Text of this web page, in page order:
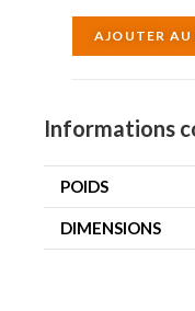
AJOUTER AU
Informations
POIDS
DIMENSIONS